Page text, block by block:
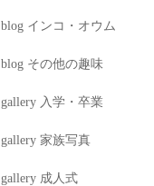
blog インコ・オウム
blog その他の趣味
gallery 入学・卒業
gallery 家族写真
gallery 成人式